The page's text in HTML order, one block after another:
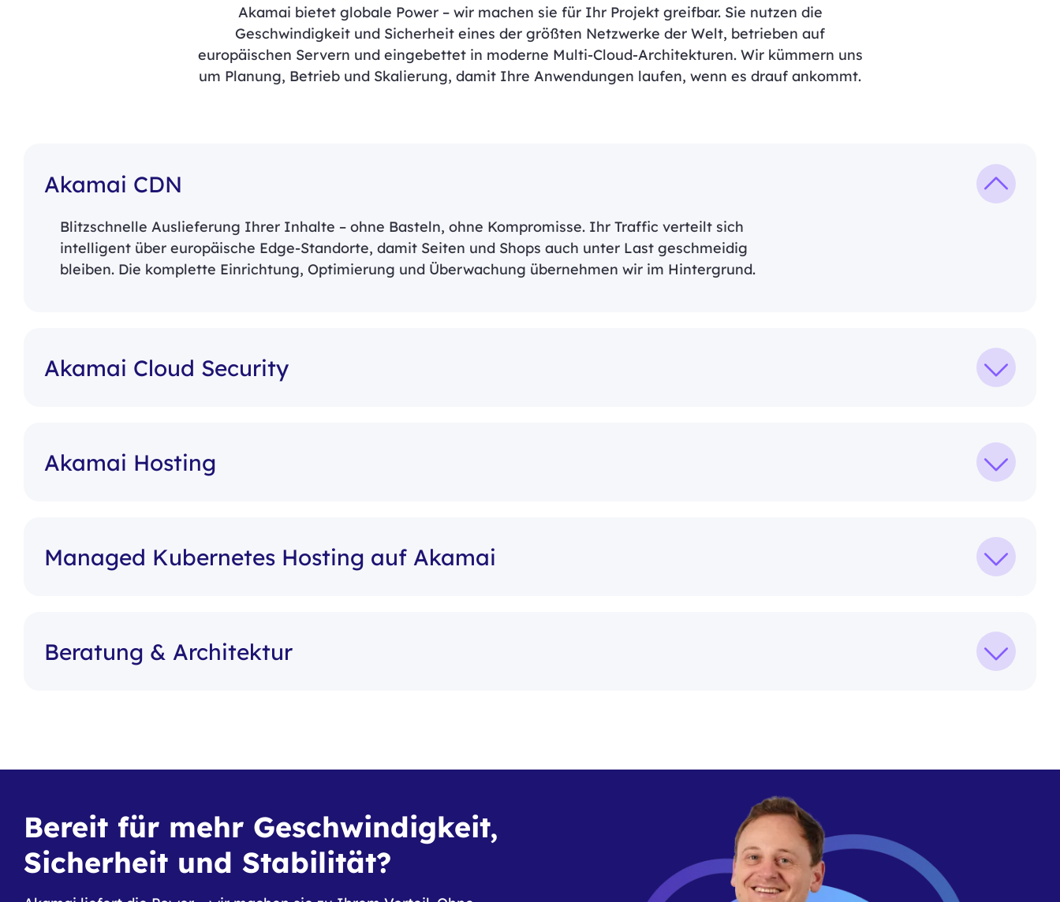
Akamai bietet globale Power – wir machen sie für Ihr Projekt greifbar. Sie nutzen die
Geschwindigkeit und Sicherheit eines der größten Netzwerke der Welt, betrieben auf
europäischen Servern und eingebettet in moderne Multi-Cloud-Architekturen. Wir kümmern uns
um Planung, Betrieb und Skalierung, damit Ihre Anwendungen laufen, wenn es drauf ankommt.
Akamai CDN
Blitzschnelle Auslieferung Ihrer Inhalte – ohne Basteln, ohne Kompromisse. Ihr Traffic verteilt sich
intelligent über europäische Edge-Standorte, damit Seiten und Shops auch unter Last geschmeidig
bleiben. Die komplette Einrichtung, Optimierung und Überwachung übernehmen wir im Hintergrund.
Akamai Cloud Security
Akamai Hosting
Managed Kubernetes Hosting auf Akamai
Beratung & Architektur
Bereit für mehr Geschwindigkeit,
Sicherheit und Stabilität?